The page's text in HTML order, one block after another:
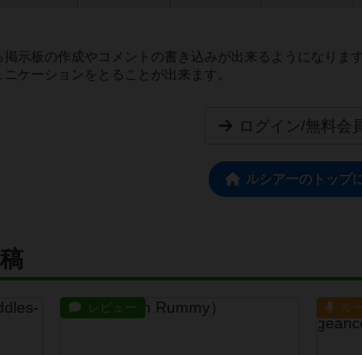
掲示板の作成やコメントの書き込みが出来るようになり
ケーションをとることが出来ます。
ログイン/無料会
ルシアーのトップ
レビュー ル